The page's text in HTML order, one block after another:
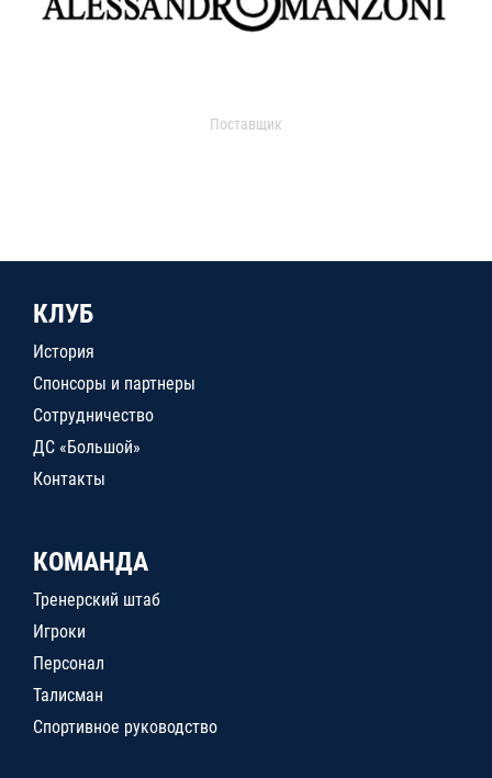
Поставщик
КЛУБ
История
Спонсоры и партнеры
Сотрудничество
ДС «Большой»
Контакты
КОМАНДА
Тренерский штаб
Игроки
Персонал
Талисман
Спортивное руководство